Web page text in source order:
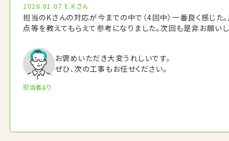
2026.01.07 E.Kさん
担当のKさんの対応が今までの中で（4回中）一番良く感じた
点等を教えてもらえて参考になりました。次回も是非お願いし
担当者より
お褒めいただき大変うれしいです。
ぜひ、次の工事もお任せください。